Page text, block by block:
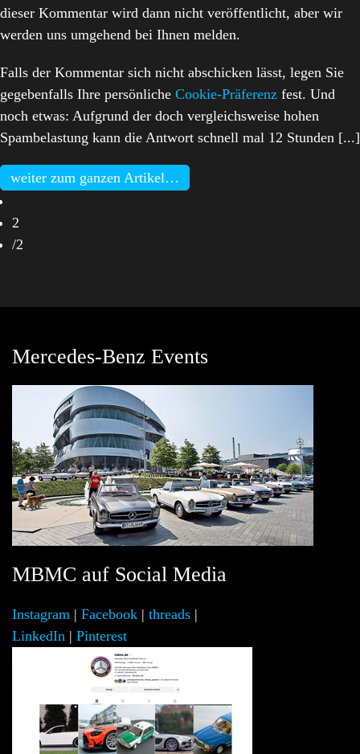
dieser Kommentar wird dann nicht veröffentlicht, aber wir
werden uns umgehend bei Ihnen melden.
Falls der Kommentar sich nicht abschicken lässt, legen Sie
gegebenfalls Ihre persönliche Cookie-Präferenz fest. Und
noch etwas: Aufgrund der doch vergleichsweise hohen
Spambelastung kann die Antwort schnell mal 12 Stunden [...]
weiter zum ganzen Artikel…
2
/2
Mercedes-Benz Events
MBMC auf Social Media
Instagram | Facebook | threads |
LinkedIn | Pinterest